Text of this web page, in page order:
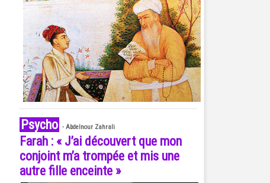
Psycho - Abdelnour Zahrali
Farah : « J’ai découvert que mon
conjoint m’a trompée et mis une
autre fille enceinte »